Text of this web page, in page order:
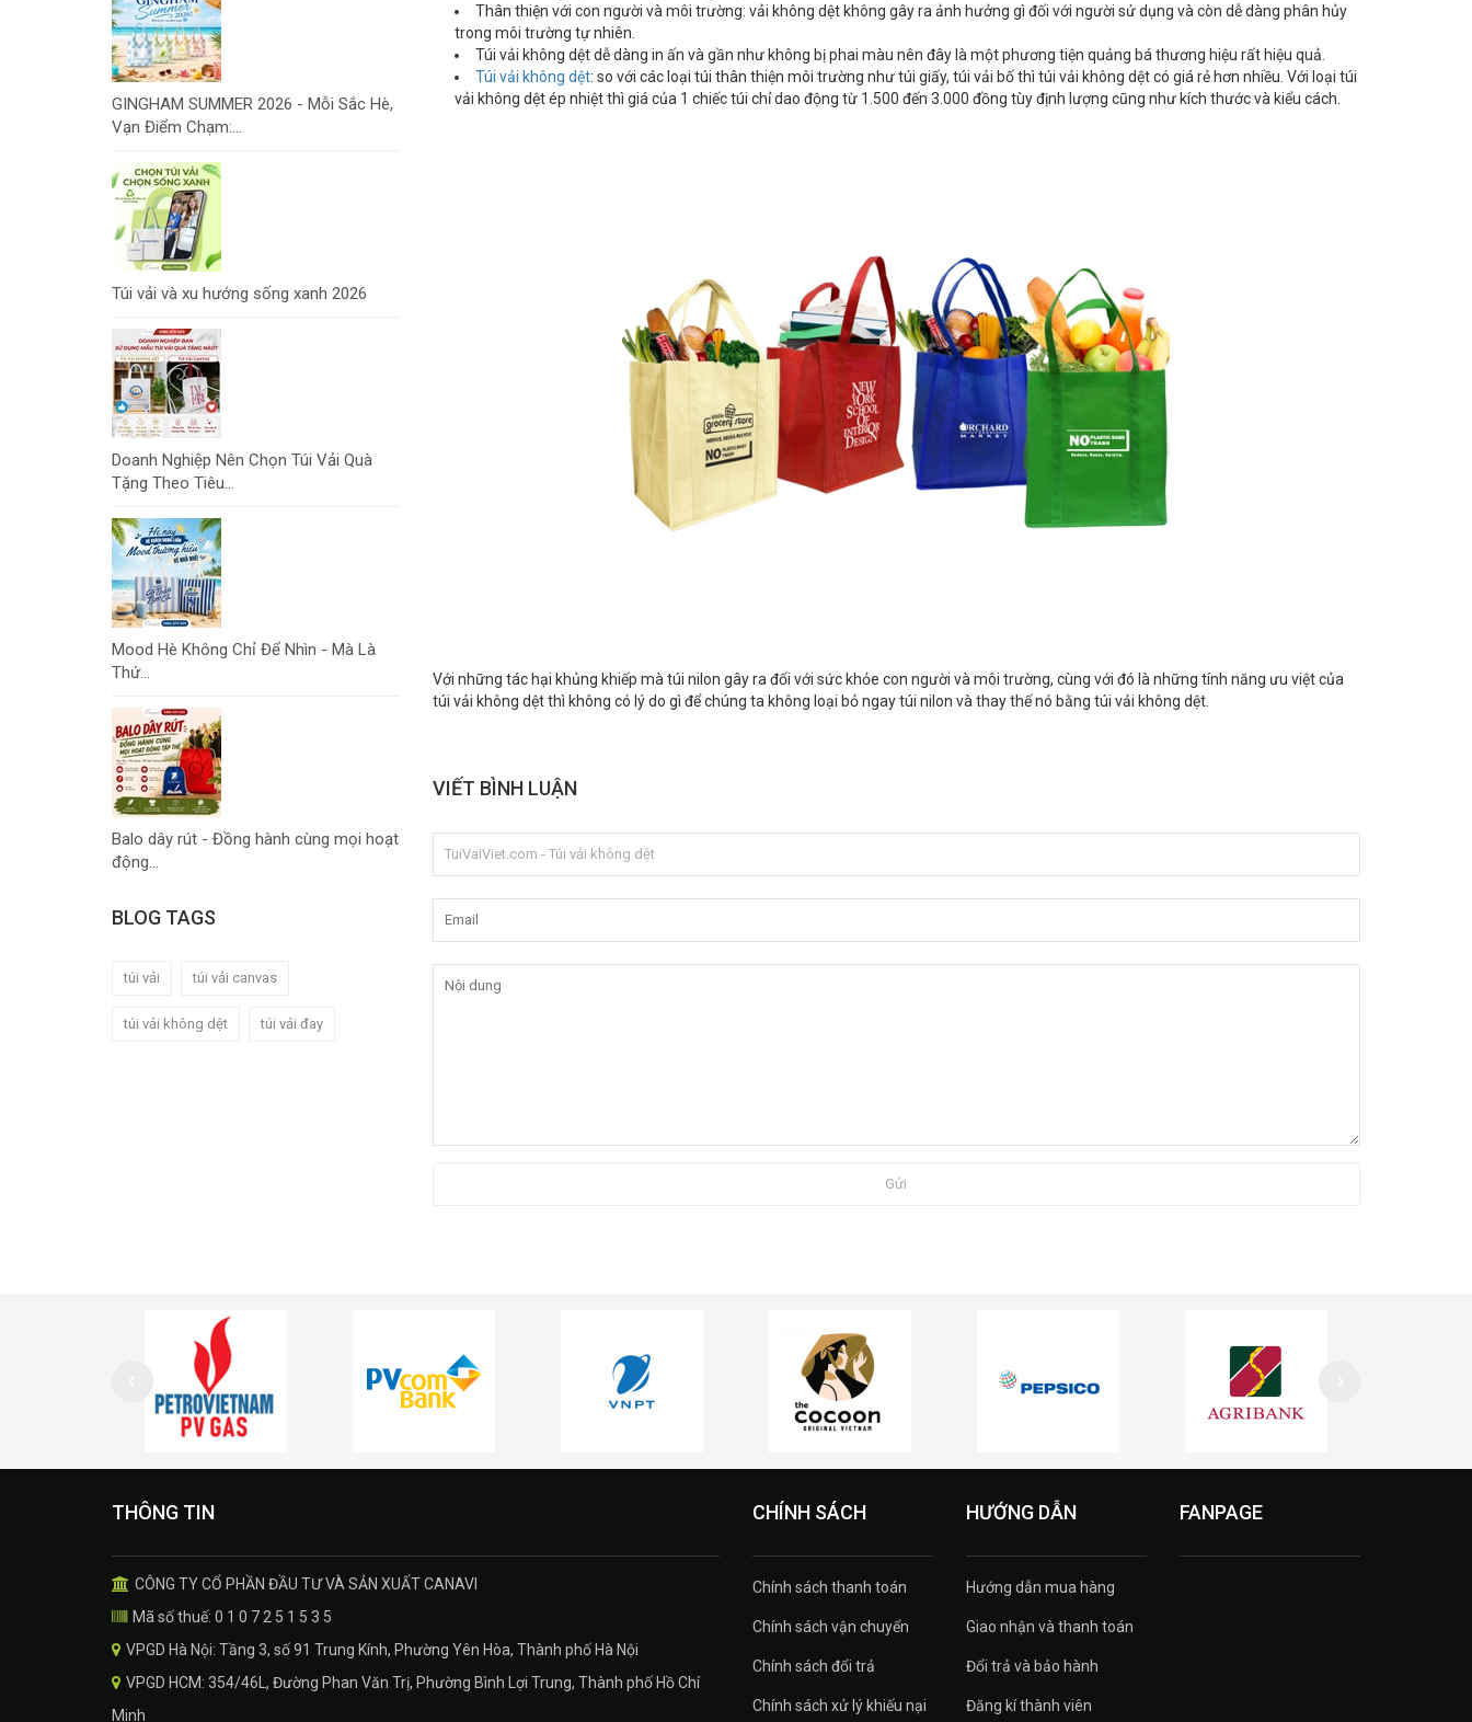
GINGHAM SUMMER 2026 - Mỗi Sắc Hè,
Vạn Điểm Chạm:...
Túi vải và xu hướng sống xanh 2026
Doanh Nghiệp Nên Chọn Túi Vải Quà
Tặng Theo Tiêu...
Mood Hè Không Chỉ Để Nhìn - Mà Là
Thứ...
Balo dây rút - Đồng hành cùng mọi hoạt
động...
BLOG TAGS
túi vải túi vải canvas
túi vải không dệt túi vải đay
Thân thiện với con người và môi trường: vải không dệt không gây ra ảnh hưởng gì đối với người sử dụng và còn dễ dàng phân hủy
trong môi trường tự nhiên.
Túi vải không dệt dễ dàng in ấn và gần như không bị phai màu nên đây là một phương tiện quảng bá thương hiệu rất hiệu quả.
Túi vải không dệt: so với các loại túi thân thiện môi trường như túi giấy, túi vải bố thì túi vải không dệt có giá rẻ hơn nhiều. Với loại túi
vải không dệt ép nhiệt thì giá của 1 chiếc túi chỉ dao động từ 1.500 đến 3.000 đồng tùy định lượng cũng như kích thước và kiểu cách.
Với những tác hại khủng khiếp mà túi nilon gây ra đối với sức khỏe con người và môi trường, cùng với đó là những tính năng ưu việt của
túi vải không dệt thì không có lý do gì để chúng ta không loại bỏ ngay túi nilon và thay thế nó bằng túi vải không dệt.
VIẾT BÌNH LUẬN
Gửi
THÔNG TIN
CÔNG TY CỔ PHẦN ĐẦU TƯ VÀ SẢN XUẤT CANAVI
Mã số thuế: 0 1 0 7 2 5 1 5 3 5
VPGD Hà Nội: Tầng 3, số 91 Trung Kính, Phường Yên Hòa, Thành phố Hà Nội
VPGD HCM: 354/46L, Đường Phan Văn Trị, Phường Bình Lợi Trung, Thành phố Hồ Chí
Minh
CHÍNH SÁCH
Chính sách thanh toán
Chính sách vận chuyển
Chính sách đổi trả
Chính sách xử lý khiếu nại
HƯỚNG DẪN
Hướng dẫn mua hàng
Giao nhận và thanh toán
Đổi trả và bảo hành
Đăng kí thành viên
FANPAGE